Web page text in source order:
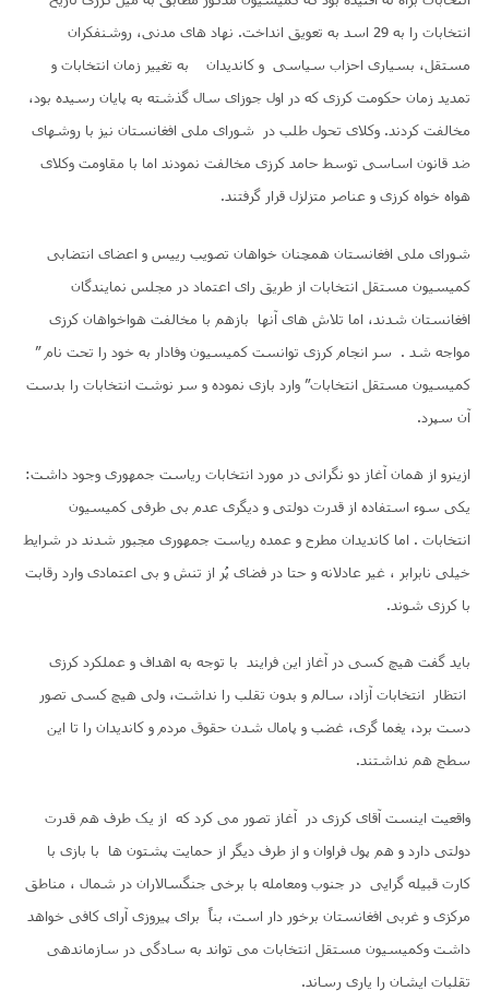
انتخابات را به 29 اسد به تعویق انداخت. نهاد های مدنی، روشنفکران
مستقل، بسیاری احزاب سیاسی و کاندیدان به تغییر زمان انتخابات و
تمدید زمان حکومت کرزی که در اول جوزای سال گذشته به پایان رسیده بود،
مخالفت کردند. وکلای تحول طلب در شورای ملی افغانستان نیز با روشهای
ضد قانون اساسی توسط حامد کرزی مخالفت نمودند اما با مقاومت وکلای
هواه خواه کرزی و عناصر متزلزل قرار گرفتند.
شورای ملی افغانستان همچنان خواهان تصویب رییس و اعضای انتضابی
کمیسیون مستقل انتخابات از طریق رای اعتماد در مجلس نمایندگان
افغانستان شدند، اما تلاش های آنها بازهم با مخالفت هواخواهان کرزی
مواجه شد . سر انجام کرزی توانست کمیسیون وفادار به خود را تحت نام ”
کمیسیون مستقل انتخابات” وارد بازی نموده و سر نوشت انتخابات را بدست
آن سپرد.
ازینرو از همان آغاز دو نگرانی در مورد انتخابات ریاست جمهوری وجود داشت:
یکی سوء استفاده از قدرت دولتی و دیگری عدم بی طرفی کمیسیون
انتخابات . اما کاندیدان مطرح و عمده ریاست جمهوری مجبور شدند در شرایط
خیلی نابرابر ، غیر عادلانه و حتا در فضای پُر از تنش و بی اعتمادی وارد رقابت
با کرزی شوند.
باید گفت هیچ کسی در آغاز این فرایند با توجه به اهداف و عملکرد کرزی
انتظار انتخابات آزاد، سالم و بدون تقلب را نداشت، ولی هیچ کسی تصور
دست برد، یغما گری، غضب و پامال شدن حقوق مردم و کاندیدان را تا این
سطج هم نداشتند.
واقعیت اینست آقای کرزی در آغاز تصور می کرد که از یک طرف هم قدرت
دولتی دارد و هم پول فراوان و از طرف دیگر از حمایت پشتون ها با بازی با
کارت قبیله گرایی در جنوب ومعامله با برخی جنگسالاران در شمال ، مناطق
مرکزی و غربی افغانستان برخور دار است، بناً برای پیروزی آرای کافی خواهد
داشت وکمیسیون مستقل انتخابات می تواند به سادگی در سازماندهی
تقلبات ایشان را یاری رساند.